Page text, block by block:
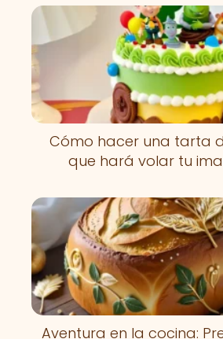
Cómo hacer una tarta
que hará volar tu
Aventura en la cocina: